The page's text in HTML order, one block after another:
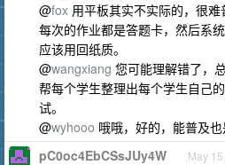
@fox 用平板其实不实际的，很
每次的作业都是答题卡，然后系
应该用回纸质。
@wangxiang 您可能理解错了，
帮每个学生整理出每个学生自己
试。
@wyhooo 哦哦，好的，能普及也
pC0oc4EbCSsJUy4W May